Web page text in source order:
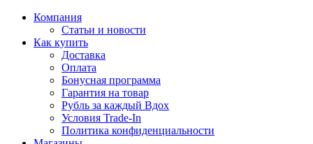
Компания
Статьи и новости
Как купить
Доставка
Оплата
Бонусная программа
Гарантия на товар
Рубль за каждый Вдох
Условия Trade-In
Политика конфиденциальности